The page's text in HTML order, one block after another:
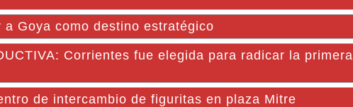
Goya como destino estratégico
Corrientes fue elegida para radicar la primera
de intercambio de figuritas en plaza Mitre